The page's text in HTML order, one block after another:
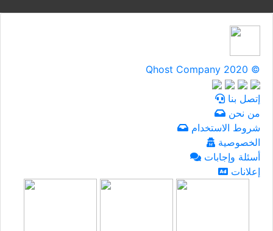
Qhost Company 2020 ©
إتصل بنا
من نحن
شروط الاستخدام
الخصوصية
أسئلة وإجابات
إعلانات